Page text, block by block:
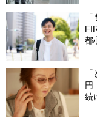
都
円
続